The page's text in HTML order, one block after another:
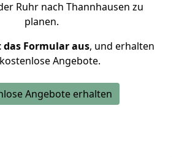
Ruhr nach Thannhausen zu
planen.
das Formular aus, und erhalten
Angebote.
Angebote erhalten